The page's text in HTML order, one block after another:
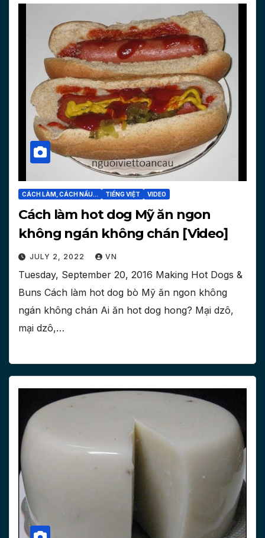
CÁCH LÀM, CÁCH NẤU... TIẾNG VIỆT VIDEO
Cách làm hot dog Mỹ ăn ngon
không ngán không chán [Video]
JULY 2, 2022 VN
Tuesday, September 20, 2016 Making Hot Dogs &
Buns Cách làm hot dog bò Mỹ ăn ngon không
ngán không chán Ai ăn hot dog hong? Mại dzô,
mại dzô,…